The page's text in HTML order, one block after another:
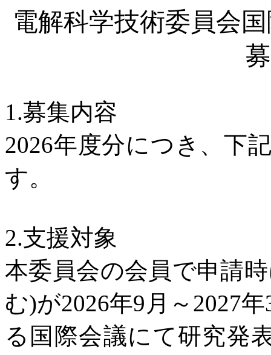
電解科学技術委員会
1.募集内容
2026年度分につき、下
す。
2.支援対象
本委員会の会員で申請
む)が2026年9 月～ 2027年
る国際会議にて研究発